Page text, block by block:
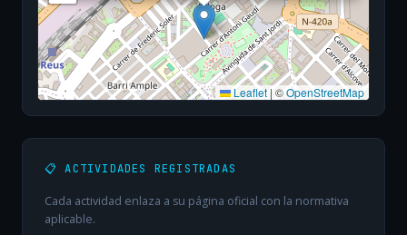
Leaflet | ©OpenStreetMap
📋 ACTIVIDADES REGISTRADAS
Cada actividad enlaza a su página oficial con la normativa
aplicable.